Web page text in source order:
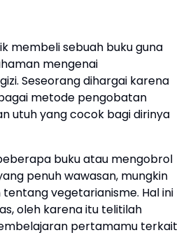
membeli sebuah buku guna
mengenai
Seseorang dihargai karena
metode pengobatan
utuh yang cocok bagi dirinya
buku atau mengobrol
penuh wawasan, mungkin
vegetarianisme. Hal ini
oleh karena itu telitilah
pertamamu terkait